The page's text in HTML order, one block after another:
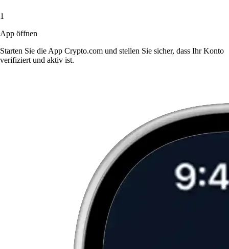
1
App öffnen
Starten Sie die App Crypto.com und stellen Sie sicher, dass Ihr Konto
verifiziert und aktiv ist.